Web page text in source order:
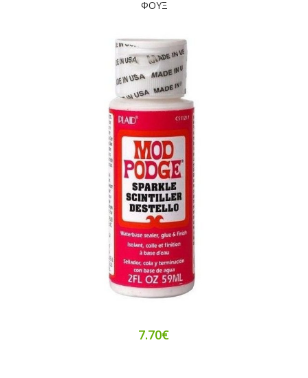
ΦΟΥΞ
7.70€